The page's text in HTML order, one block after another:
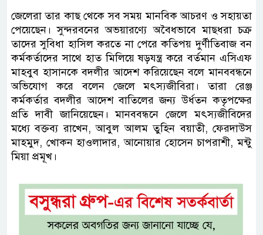
জেলেরা তার কাছ থেকে সব সময় মানবিক আচরণ ও সহায়তা
পেয়েছেন। সুন্দরবনের অভয়ারণ্যে অবৈধভাবে মাছধরা চক্র
তাদের সুবিধা হাসিল করতে না পেরে কতিপয় দুর্ণীতিবাজ বন
কর্মকর্তাদের সাথে হাত মিলিয়ে ষড়যন্ত্র করে বর্তমান এসিএফ
মাহবুব হাসানকে বদলীর আদেশ করিয়েছেন বলে মানববন্ধনে
অভিযোগ করে বলেন জেলে মৎস্যজীবিরা। তারা রেঞ্জ
কর্মকর্তার বদলীর আদেশ বাতিলের জন্য উর্ধতন কতৃপক্ষের
প্রতি দাবী জানিয়েছেন। মানববন্ধনে জেলে মৎস্যজীবিদের
মধ্যে বক্তব্য রাখেন, আবুল আলম তুহিন বয়াতী, ফেরদাউস
মাহমুদ, খোকন হাওলাদার, আনোয়ার হোসেন চাপরাশী, মন্টু
মিয়া প্রমূখ।